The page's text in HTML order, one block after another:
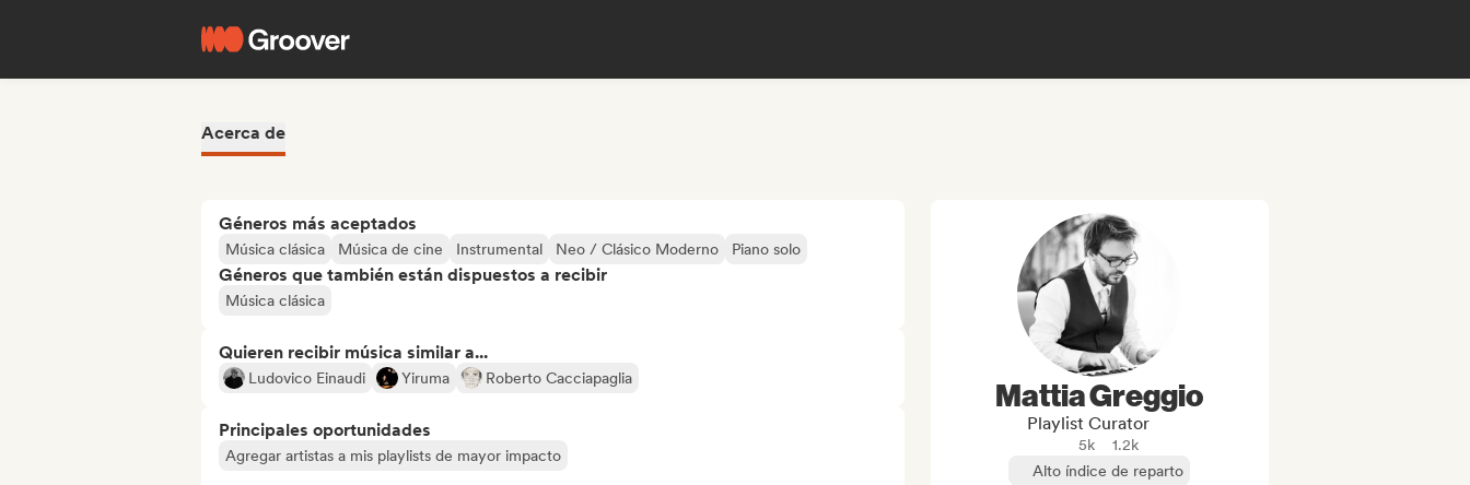
Acerca de
Géneros más aceptados
Música clásica Música de cine Instrumental Neo / Clásico Moderno Piano solo
Géneros que también están dispuestos a recibir
Música clásica
Quieren recibir música similar a...
Ludovico Einaudi Yiruma Roberto Cacciapaglia
Principales oportunidades
Agregar artistas a mis playlists de mayor impacto
Mattia Greggio
Playlist Curator
5k
1.2k
Alto índice de reparto